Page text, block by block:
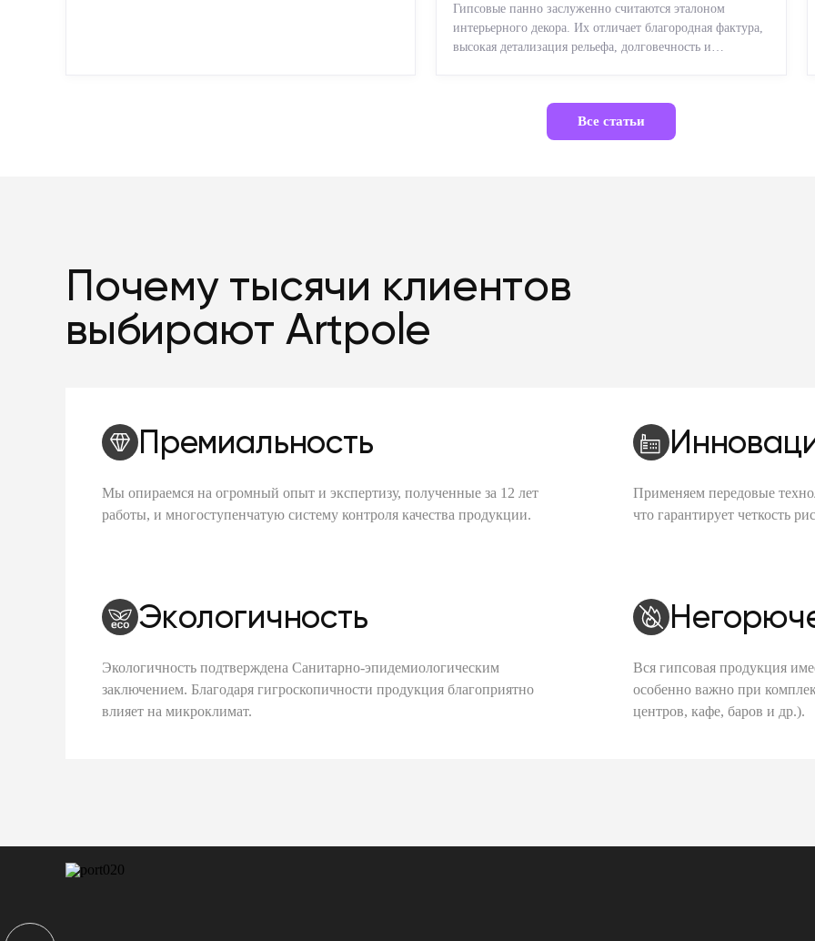
Гипсовые панно заслуженно считаются эталоном
интерьерного декора. Их отличает благородная фактура,
высокая детализация рельефа, долговечность и
Все статьи
Почему тысячи клиентов
выбирают Artpole
Премиальность
Мы опираемся на огромный опыт и экспертизу, полученные за 12 лет
работы, и многоступенчатую систему контроля качества продукции.
Применяем передовые
что гарантирует четкость
Экологичность
Экологичность подтверждена Санитарно-эпидемиологическим
заключением. Благодаря гигроскопичности продукция благоприятно
влияет на микроклимат.
Вся гипсовая продукция
особенно важно при
центров, кафе, баров и др.).